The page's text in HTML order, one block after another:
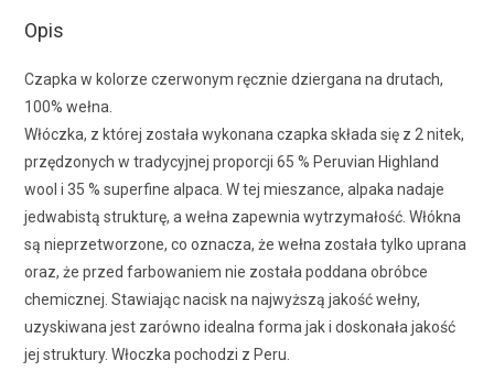
Opis
Czapka w kolorze czerwonym ręcznie dziergana na drutach,
100% wełna.
Włóczka, z której została wykonana czapka składa się z 2 nitek,
przędzonych w tradycyjnej proporcji 65 % Peruvian Highland
wool i 35 % superfine alpaca. W tej mieszance, alpaka nadaje
jedwabistą strukturę, a wełna zapewnia wytrzymałość. Włókna
są nieprzetworzone, co oznacza, że wełna została tylko uprana
oraz, że przed farbowaniem nie została poddana obróbce
chemicznej. Stawiając nacisk na najwyższą jakość wełny,
uzyskiwana jest zarówno idealna forma jak i doskonała jakość
jej struktury. Włoczka pochodzi z Peru.